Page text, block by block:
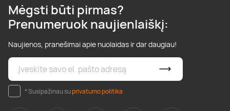
Mėgsti būti pirmas?
Prenumeruok naujienlaiškį:
Naujienos, pranešimai apie nuolaidas ir dar daugiau!
* Susipažinau suprivatumo politika